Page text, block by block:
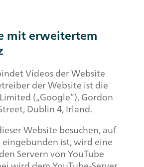
mit erweitertem
Videos der Website
der Website ist die
(„Google”), Gordon
Dublin 4, Irland.
Website besuchen, auf
eingebunden ist, wird eine
Servern von YouTube